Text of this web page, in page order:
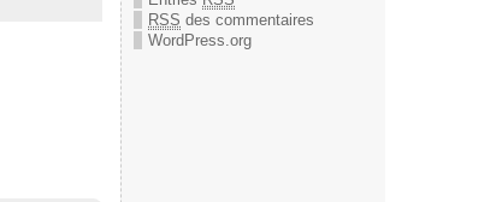
RSS des commentaires
WordPress.org